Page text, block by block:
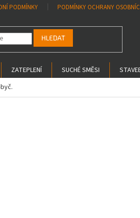
PODMÍNKY PODMÍNKY OCHRANY
HLEDAT
ZATEPLENÍ SUCHÉ SMĚSI